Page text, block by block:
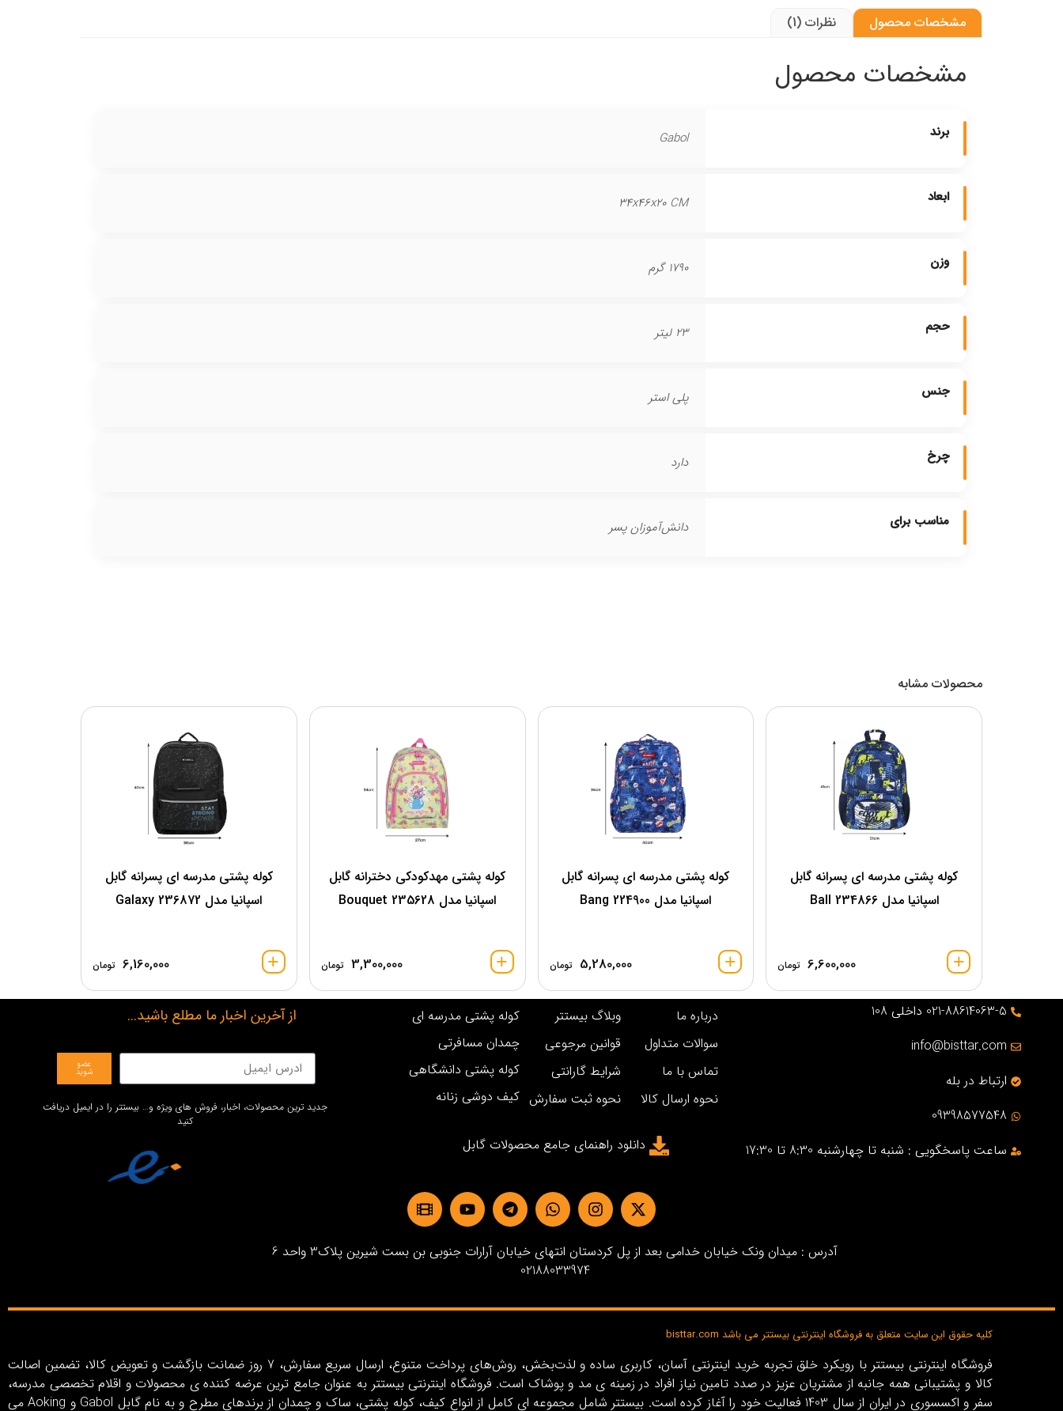
مشخصات محصول نظرات (1)
مشخصات محصول
برند Gabol
ابعاد 34x46x20 CM
وزن 1790 گرم
حجم 23 لیتر
جنس پلی استر
چرخ دارد
مناسب برای دانش‌آموزان پسر
محصولات مشابه
کوله پشتی مدرسه ای پسرانه گابل
اسپانیا مدل 234866 Ball
6,600,000 تومان
کوله پشتی مدرسه ای پسرانه گابل
اسپانیا مدل 224900 Bang
5,280,000 تومان
کوله پشتی مهدکودکی دخترانه گابل
اسپانیا مدل Bouquet 235628
3,300,000 تومان
کوله پشتی مدرسه ای پسرانه گابل
اسپانیا مدل 236872 Galaxy
6,160,000 تومان
021-88614063-5 داخلی 108
info@bisttar.com
ارتباط در بله
09398577548
ساعت پاسخگویی : شنبه تا چهارشنبه 8:30 تا 17:30
درباره ما
سوالات متداول
تماس با ما
نحوه ارسال کالا
وبلاگ بیستتر
قوانین مرجوعی
شرایط گارانتی
نحوه ثبت سفارش
کوله پشتی مدرسه ای
چمدان مسافرتی
کوله پشتی دانشگاهی
کیف دوشی زنانه
دانلود راهنمای جامع محصولات گابل
از آخرین اخبار ما مطلع باشید...
عضو
شوید
جدید ترین محصولات، اخبار، فروش های ویژه و… بیستتر را در ایمیل دریافت
کنید
آدرس : میدان ونک خیابان خدامی بعد از پل کردستان انتهای خیابان آرارات جنوبی بن بست شیرین پلاک3 واحد 6
02188033974
کلیه حقوق این سایت متعلق به فروشگاه اینترنتی بیستتر می باشد bisttar.com
فروشگاه اینترنتی بیستتر با رویکرد خلق تجربه خرید اینترنتی آسان، کاربری ساده و لذت‌بخش، روش‌های پرداخت متنوع، ارسال سریع سفارش، 7 روز ضمانت بازگشت و تعویض کالا، تضمین اصالت
کالا و پشتیبانی همه جانبه از مشتریان عزیز در صدد تامین نیاز افراد در زمینه‌ ی مد و پوشاک است. فروشگاه اینترنتی بیستتر به عنوان جامع ترین عرضه کننده ی محصولات و اقلام تخصصی مدرسه،
سفر و اکسسوری در ایران از سال 1403 فعالیت خود را آغاز کرده است. بیستتر شامل مجموعه ای کامل از انواع کیف، کوله پشتی، ساک و چمدان از برندهای مطرح و به نام گابل Gabol و Aoking می